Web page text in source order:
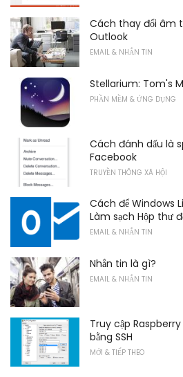
Cách thay đổi âm
Outlook
EMAIL & NHẮN TIN
Stellarium: Tom's
PHẦN MỀM & ỨNG DỤNG
Cách đánh dấu là
Facebook
TRUYỀN THÔNG XÃ HỘI
Cách để Windows
Làm sạch Hộp thư
EMAIL & NHẮN TIN
Nhắn tin là gì?
EMAIL & NHẮN TIN
Truy cập
bằng SSH
MỚI & TIẾP THEO